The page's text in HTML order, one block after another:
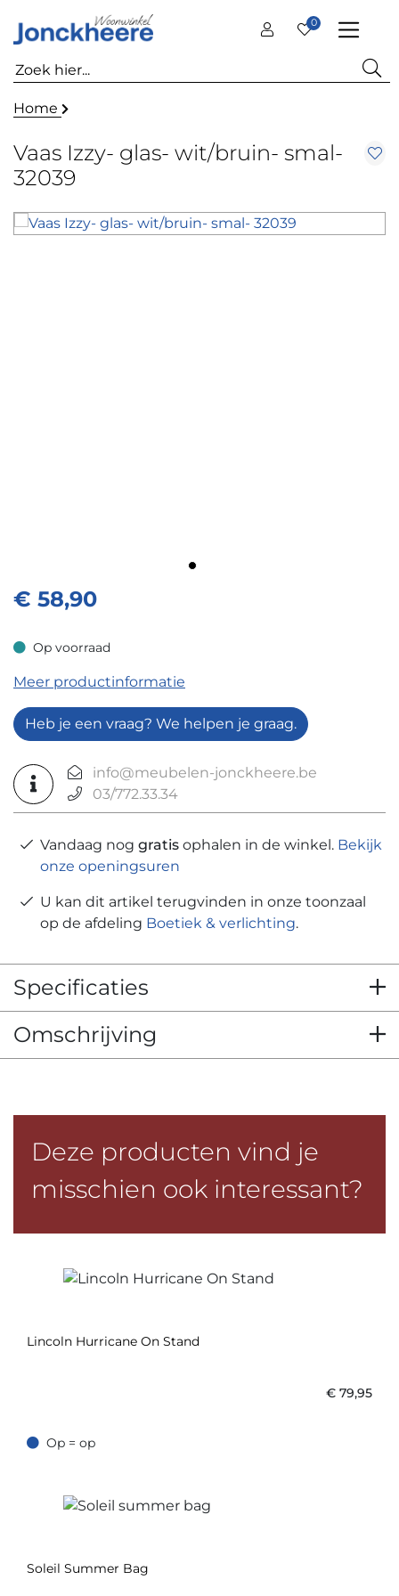
0
Home
Vaas Izzy- glas- wit/bruin- smal-
32039
€ 58,90
Op voorraad
Op voorraad
Meer productinformatie
Heb je een vraag? We helpen je graag.
info@meubelen-jonckheere.be
03/772.33.34
Vandaag nog gratis ophalen in de winkel. Bekijk
onze openingsuren
U kan dit artikel terugvinden in onze toonzaal
op de afdeling Boetiek & verlichting.
Specificaties
Omschrijving
Deze producten vind je
misschien ook interessant?
Lincoln Hurricane On Stand
€ 79,95
Op = op
Op = op
Soleil Summer Bag